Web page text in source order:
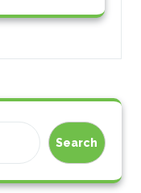
Search